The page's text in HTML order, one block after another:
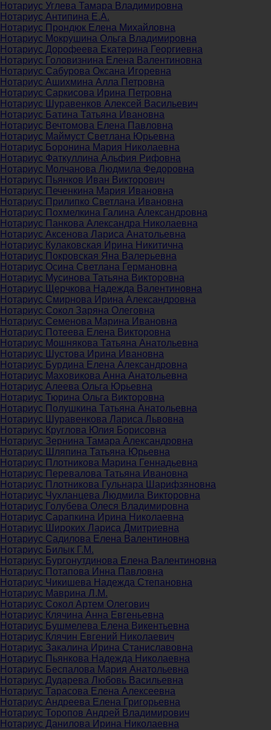
Нотариус Углева Тамара Владимировна
Нотариус Антипина Е.А.
Нотариус Прондюк Елена Михайловна
Нотариус Мокрушина Ольга Владимировна
Нотариус Дорофеева Екатерина Георгиевна
Нотариус Головизнина Елена Валентиновна
Нотариус Сабурова Оксана Игоревна
Нотариус Ашихмина Алла Петровна
Нотариус Саркисова Ирина Петровна
Нотариус Шуравенков Алексей Васильевич
Нотариус Батина Татьяна Ивановна
Нотариус Вечтомова Елена Павловна
Нотариус Маймуст Светлана Юрьевна
Нотариус Боронина Мария Николаевна
Нотариус Фаткуллина Альфия Рифовна
Нотариус Молчанова Людмила Федоровна
Нотариус Пьянков Иван Викторович
Нотариус Печенкина Мария Ивановна
Нотариус Прилипко Светлана Ивановна
Нотариус Похмелкина Галина Александровна
Нотариус Панкова Александра Николаевна
Нотариус Аксенова Лариса Анатольевна
Нотариус Кулаковская Ирина Никитична
Нотариус Покровская Яна Валерьевна
Нотариус Осина Светлана Германовна
Нотариус Мусинова Татьяна Викторовна
Нотариус Щерчкова Надежда Валентиновна
Нотариус Смирнова Ирина Александровна
Нотариус Сокол Заряна Олеговна
Нотариус Семенова Марина Ивановна
Нотариус Потеева Елена Викторовна
Нотариус Мошнякова Татьяна Анатольевна
Нотариус Шустова Ирина Ивановна
Нотариус Бурдина Елена Александровна
Нотариус Маховикова Анна Анатольевна
Нотариус Алеева Ольга Юрьевна
Нотариус Тюрина Ольга Викторовна
Нотариус Полушкина Татьяна Анатольевна
Нотариус Шуравенкова Лариса Львовна
Нотариус Круглова Юлия Борисовна
Нотариус Зернина Тамара Александровна
Нотариус Шляпина Татьяна Юрьевна
Нотариус Плотникова Марина Геннадьевна
Нотариус Перевалова Татьяна Ивановна
Нотариус Плотникова Гульнара Шарифзяновна
Нотариус Чухланцева Людмила Викторовна
Нотариус Голубева Олеся Владимировна
Нотариус Сарапкина Ирина Николаевна
Нотариус Широких Лариса Дмитриевна
Нотариус Садилова Елена Валентиновна
Нотариус Билык Г.М.
Нотариус Бургонутдинова Елена Валентиновна
Нотариус Потапова Инна Павловна
Нотариус Чикишева Надежда Степановна
Нотариус Маврина Л.М.
Нотариус Сокол Артем Олегович
Нотариус Клячина Анна Евгеньевна
Нотариус Бушмелева Елена Викентьевна
Нотариус Клячин Евгений Николаевич
Нотариус Закалина Ирина Станиславовна
Нотариус Пьянкова Надежда Николаевна
Нотариус Беспалова Мария Анатольевна
Нотариус Дударева Любовь Васильевна
Нотариус Тарасова Елена Алексеевна
Нотариус Андреева Елена Григорьевна
Нотариус Торопов Андрей Владимирович
Нотариус Данилова Ирина Николаевна